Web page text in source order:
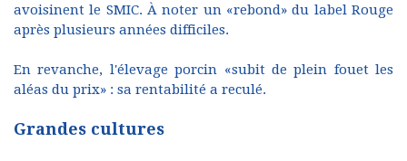
avoisinent le SMIC. À noter un «rebond» du label Rouge
après plusieurs années difficiles.
En revanche, l'élevage porcin «subit de plein fouet les
aléas du prix» : sa rentabilité a reculé.
Grandes cultures